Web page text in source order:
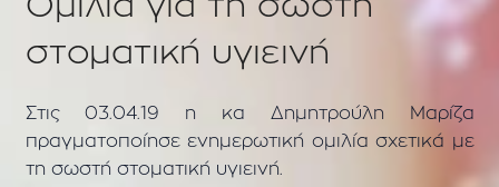
Ομιλία για τη σωστή
στοματική υγιεινή
Στις 03.04.19 η κα Δημητρούλη Μαρίζα
πραγματοποίησε ενημερωτική ομιλία σχετικά με
τη σωστή στοματική υγιεινή.